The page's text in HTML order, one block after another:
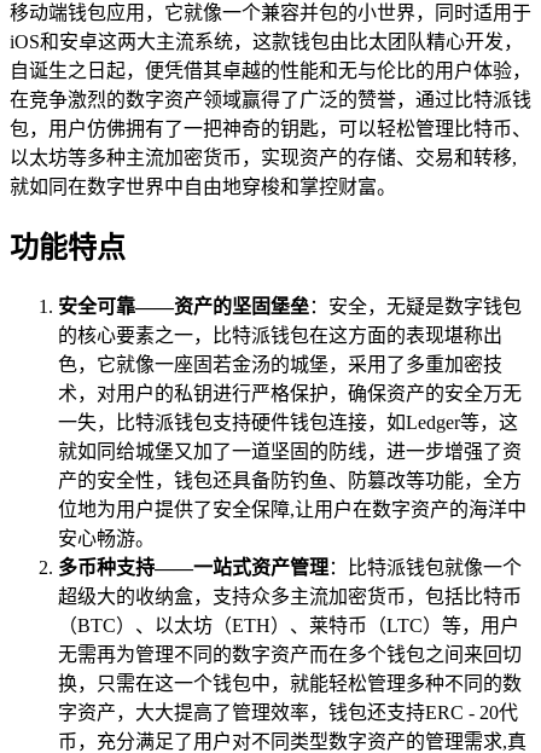
移动端钱包应用，它就像一个兼容并包的小世界，同时适用于
iOS和安卓这两大主流系统，这款钱包由比太团队精心开发，
自诞生之日起，便凭借其卓越的性能和无与伦比的用户体验，
在竞争激烈的数字资产领域赢得了广泛的赞誉，通过比特派钱
包，用户仿佛拥有了一把神奇的钥匙，可以轻松管理比特币、
以太坊等多种主流加密货币，实现资产的存储、交易和转移,
就如同在数字世界中自由地穿梭和掌控财富。
功能特点
安全可靠——资产的坚固堡垒：安全，无疑是数字钱包
的核心要素之一，比特派钱包在这方面的表现堪称出
色，它就像一座固若金汤的城堡，采用了多重加密技
术，对用户的私钥进行严格保护，确保资产的安全万无
一失，比特派钱包支持硬件钱包连接，如Ledger等，这
就如同给城堡又加了一道坚固的防线，进一步增强了资
产的安全性，钱包还具备防钓鱼、防篡改等功能，全方
位地为用户提供了安全保障,让用户在数字资产的海洋中
安心畅游。
多币种支持——一站式资产管理：比特派钱包就像一个
超级大的收纳盒，支持众多主流加密货币，包括比特币
（BTC）、以太坊（ETH）、莱特币（LTC）等，用户
无需再为管理不同的数字资产而在多个钱包之间来回切
换，只需在这一个钱包中，就能轻松管理多种不同的数
字资产，大大提高了管理效率，钱包还支持ERC - 20代
币，充分满足了用户对不同类型数字资产的管理需求,真